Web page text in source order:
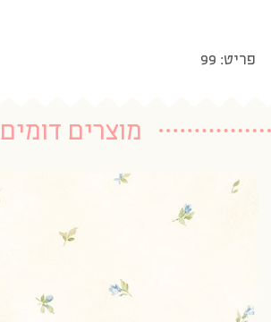
פריט: 99
מוצרים דומים